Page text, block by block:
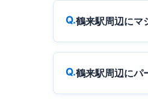
鶴来駅周辺にマ
鶴来駅周辺にパ